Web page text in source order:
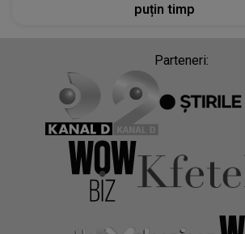
puțin timp
Parteneri: